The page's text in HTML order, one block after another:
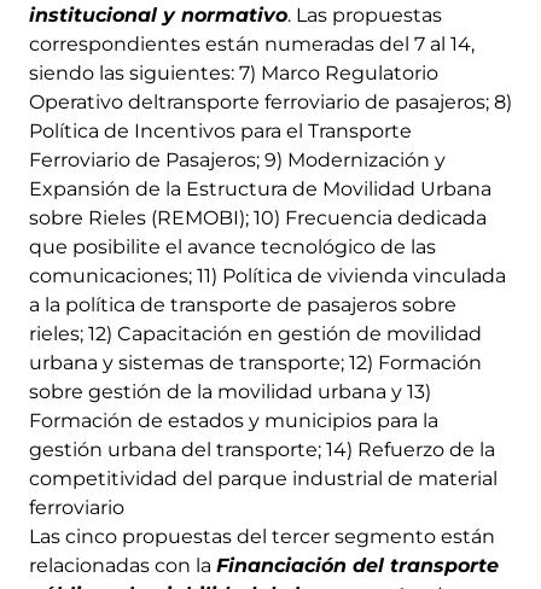
institucional y normativo. Las propuestas
correspondientes están numeradas del 7 al 14,
siendo las siguientes: 7) Marco Regulatorio
Operativo deltransporte ferroviario de pasajeros; 8)
Política de Incentivos para el Transporte
Ferroviario de Pasajeros; 9) Modernización y
Expansión de la Estructura de Movilidad Urbana
sobre Rieles (REMOBI); 10) Frecuencia dedicada
que posibilite el avance tecnológico de las
comunicaciones; 11) Política de vivienda vinculada
a la política de transporte de pasajeros sobre
rieles; 12) Capacitación en gestión de movilidad
urbana y sistemas de transporte; 12) Formación
sobre gestión de la movilidad urbana y 13)
Formación de estados y municipios para la
gestión urbana del transporte; 14) Refuerzo de la
competitividad del parque industrial de material
ferroviario
Las cinco propuestas del tercer segmento están
relacionadas con la Financiación del transporte